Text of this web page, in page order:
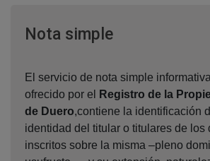
Nota simpleVentana nueva
El servicio de nota simple
ofrecido por el
Registro de la
de Duero,contiene la identificación
identidad del titular o titulares de los
inscritos sobre la misma –pleno